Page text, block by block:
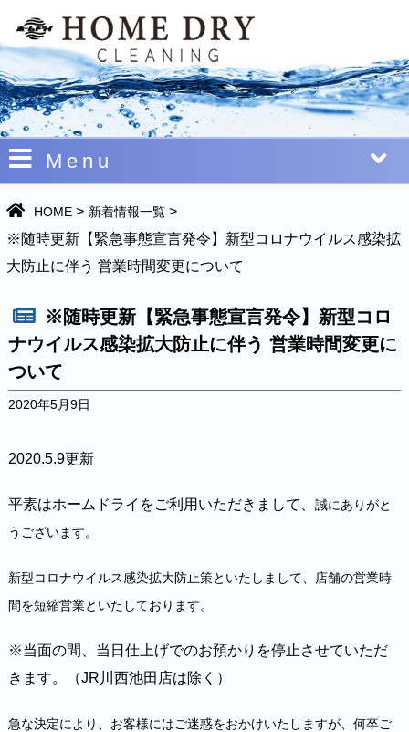
Menu
HOME > 新着情報一覧 >
※随時更新【緊急事態宣言発令】新型コロナウイルス感染拡
大防止に伴う 営業時間変更について
※随時更新【緊急事態宣言発令】新型コロ
ナウイルス感染拡大防止に伴う 営業時間変更に
ついて
2020年5月9日
2020.5.9更新
平素はホームドライをご利用いただきまして、 誠にありがと
うございます。
新型コロナウイルス感染拡大防止策といたしまして、
店舗の営業時
間を短縮営業といたしております。
※当面の間、当日仕上げでのお預かりを停止させていただ
きます。（JR川西池田店は除く）
急な決定により、お客様にはご迷惑をおかけいたしますが、何卒ご